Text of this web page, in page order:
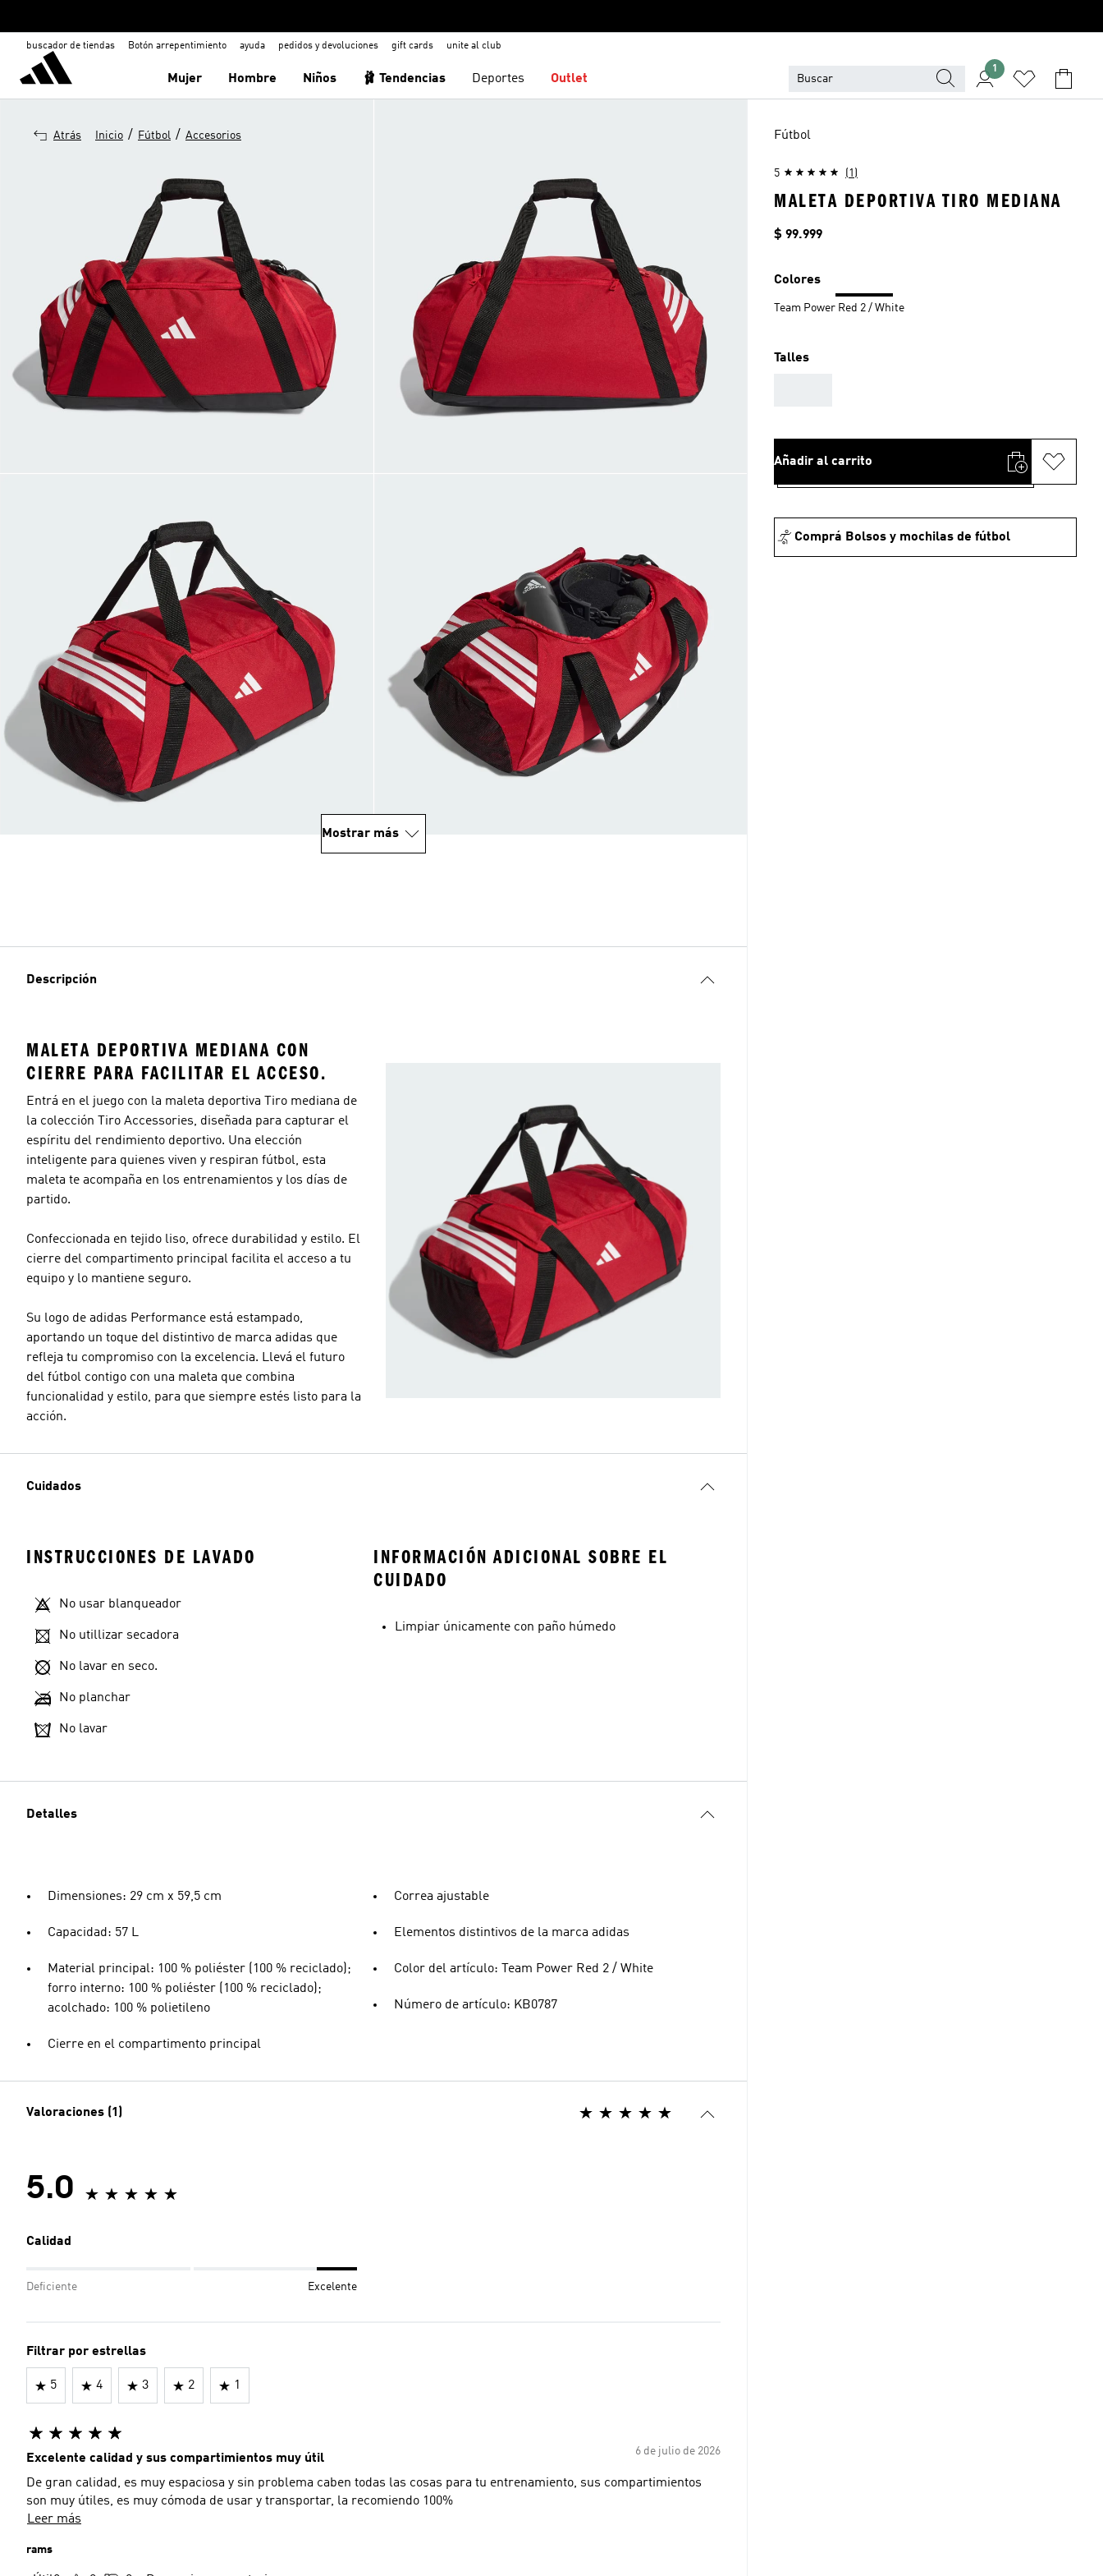
buscador de tiendas Botón arrepentimiento ayuda pedidos y devoluciones gift cards unite al club
Mujer Hombre Niños 🩰 Tendencias Deportes Outlet
1
Atrás Inicio / Fútbol / Accesorios
Mostrar más
Descripción
MALETA DEPORTIVA MEDIANA CON
CIERRE PARA FACILITAR EL ACCESO.
Entrá en el juego con la maleta deportiva Tiro mediana de
la colección Tiro Accessories, diseñada para capturar el
espíritu del rendimiento deportivo. Una elección
inteligente para quienes viven y respiran fútbol, esta
maleta te acompaña en los entrenamientos y los días de
partido.
Confeccionada en tejido liso, ofrece durabilidad y estilo. El
cierre del compartimento principal facilita el acceso a tu
equipo y lo mantiene seguro.
Su logo de adidas Performance está estampado,
aportando un toque del distintivo de marca adidas que
refleja tu compromiso con la excelencia. Llevá el futuro
del fútbol contigo con una maleta que combina
funcionalidad y estilo, para que siempre estés listo para la
acción.
Cuidados
INSTRUCCIONES DE LAVADO
No usar blanqueador
No utillizar secadora
No lavar en seco.
No planchar
No lavar
INFORMACIÓN ADICIONAL SOBRE EL
CUIDADO
Limpiar únicamente con paño húmedo
Detalles
Dimensiones: 29 cm x 59,5 cm
Capacidad: 57 L
Material principal: 100 % poliéster (100 % reciclado);
forro interno: 100 % poliéster (100 % reciclado);
acolchado: 100 % polietileno
Cierre en el compartimento principal
Correa ajustable
Elementos distintivos de la marca adidas
Color del artículo: Team Power Red 2 / White
Número de artículo: KB0787
Valoraciones (1)
5.0
Calidad
Deficiente Excelente
Filtrar por estrellas
5 4 3 2 1
6 de julio de 2026
Excelente calidad y sus compartimientos muy útil
De gran calidad, es muy espaciosa y sin problema caben todas las cosas para tu entrenamiento, sus compartimientos
son muy útiles, es muy cómoda de usar y transportar, la recomiendo 100%
Leer más
rams
Fútbol
5 (1)
MALETA DEPORTIVA TIRO MEDIANA
Precio
$ 99.999
Colores
Team Power Red 2 / White
Talles
Añadir al carrito
Comprá Bolsos y mochilas de fútbol